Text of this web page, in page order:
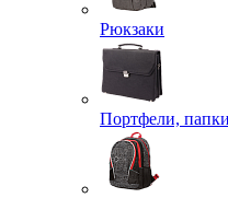
Рюкзаки
Портфели, папки